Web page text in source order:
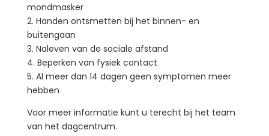
mondmasker
2. Handen ontsmetten bij het binnen- en
buitengaan
3. Naleven van de sociale afstand
4. Beperken van fysiek contact
5. Al meer dan 14 dagen geen symptomen meer
hebben
Voor meer informatie kunt u terecht bij het team
van het dagcentrum.